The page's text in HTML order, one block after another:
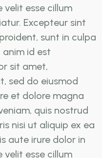
esse cillum
Excepteur sint
sunt in culpa
id est
sit amet,
sed do eiusmod
et dolore magna
quis nostrud
nisi ut aliquip ex ea
aute irure dolor in
esse cillum